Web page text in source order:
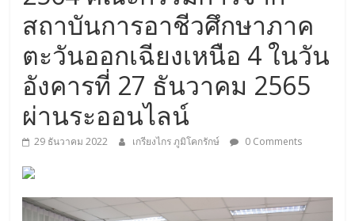
สถาบันการอาชีวศึกษาภาค
ตะวันออกเฉียงเหนือ 4 ในวัน
อังคารที่ 27 ธันวาคม 2565
ผ่านระออนไลน์
29 ธันวาคม 2022 เกรียงไกร ภูมิโคกรักษ์ 0 Comments